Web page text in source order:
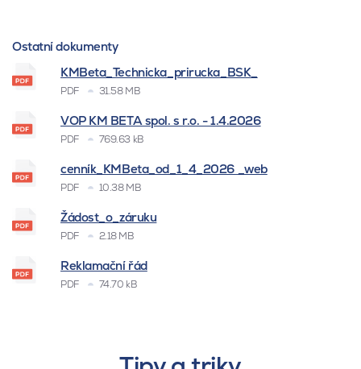
Ostatní dokumenty
KMBeta_Technicka_prirucka_BSK_
PDF 31.58 MB
VOP KM BETA spol. s r.o. - 1.4.2026
PDF 769.63 kB
cenník_KMBeta_od_1_4_2026 _web
PDF 10.38 MB
Žádost_o_záruku
PDF 2.18 MB
Reklamační řád
PDF 74.70 kB